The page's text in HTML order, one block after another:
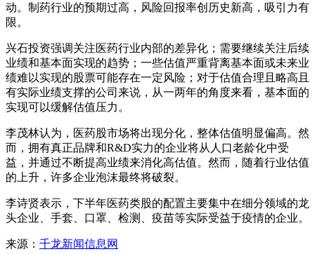
动。制药行业的预期过高，风险回报率创历史新高，吸引力有
限。
兴石投资强调关注医药行业内部的差异化；需要继续关注后续
业绩和基本面实现的趋势；一些估值严重背离基本面或未来业
绩难以实现的股票可能存在一定风险；对于估值合理且略高且
有实际业绩支撑的公司来说，从一两年的角度来看，基本面的
实现可以缓解估值压力。
李茂林认为，医药股市场将出现分化，整体估值明显偏高。然
而，拥有真正品牌和R&D实力的企业将从人口老龄化中受
益，并通过不断提高业绩来消化高估值。然而，随着行业估值
的上升，许多企业泡沫最终将破裂。
李诗贤表示，下半年医药类股的配置主要集中在细分领域的龙
头企业、手套、口罩、检测、疫苗等实际受益于疫情的企业。
来源： 千龙新闻信息网